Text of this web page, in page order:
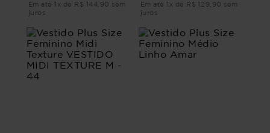
Em até 1x de R$ 144,90 sem
juros
Em até 1x de R$ 129,90 sem
juros